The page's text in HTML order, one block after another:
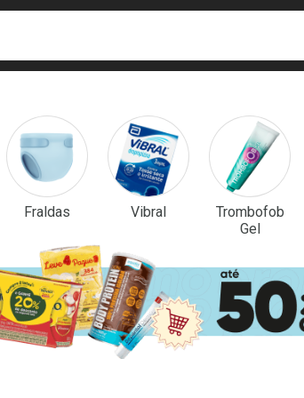
Destaque
Fraldas Vibral
Trombofob
Gel